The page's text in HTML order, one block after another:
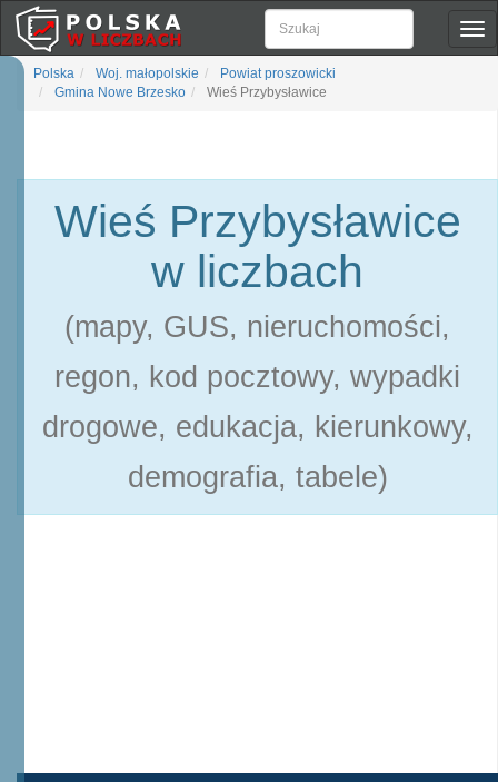
Polska Woj. małopolskie
Powiat proszowicki
Gmina Nowe Brzesko
Wieś Przybysławice
Wieś Przybysławice
w liczbach
(mapy, GUS, nieruchomości,
regon, kod pocztowy, wypadki
drogowe, edukacja, kierunkowy,
demografia, tabele)